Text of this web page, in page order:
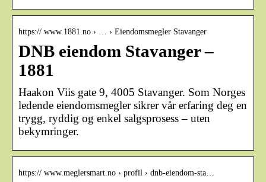
https:// www.1881.no › … › Eiendomsmegler Stavanger
DNB eiendom Stavanger –
1881
Haakon Viis gate 9, 4005 Stavanger. Som Norges
ledende eiendomsmegler sikrer vår erfaring deg en
trygg, ryddig og enkel salgsprosess – uten
bekymringer.
https:// www.meglersmart.no › profil › dnb-eiendom-sta…